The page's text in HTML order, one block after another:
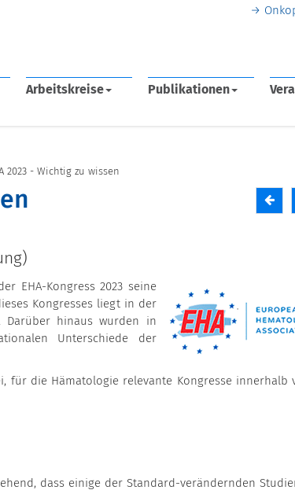
Arbeitskreise Publikationen
2023 - Wichtig zu wissen
EHA-Kongress 2023 seine
Kongresses liegt in der
Darüber hinaus wurden in
Unterschiede der
die Hämatologie relevante Kongresse innerhalb
dass einige der Standard-verändernden